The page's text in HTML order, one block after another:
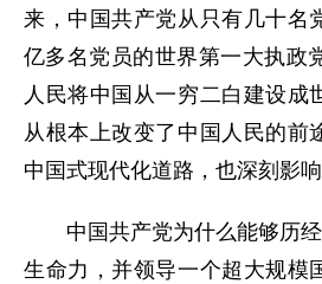
来，中国共产党从只有几十名
亿多名党员的世界第一大执政
人民将中国从一穷二白建设成
从根本上改变了中国人民的前
中国式现代化道路，也深刻影
中国共产党为什么能够历
生命力，并领导一个超大规模